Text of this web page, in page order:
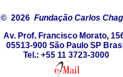
© 2026 Fundação Carlos
Av. Prof. Francisco Morato,
05513-900 São Paulo SP
Tel.: +55 11 3723-3000